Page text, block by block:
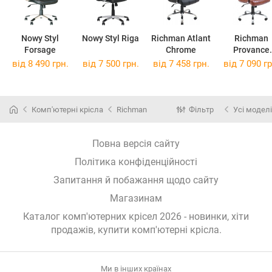
Nowy Styl
Forsage
Nowy Styl Riga
Richman Atlant
Chrome
Richman
Provance
Chrome
від 8 490 грн. від 7 500 грн. від 7 458 грн. від 7 090
Комп'ютерні крісла Richman Фільтр Усі моделі
Повна версія сайту
Політика конфіденційності
Запитання й побажання щодо сайту
Магазинам
Каталог комп'ютерних крісел 2026 - новинки, хіти
продажів, купити комп'ютерні крісла.
Ми в інших країнах